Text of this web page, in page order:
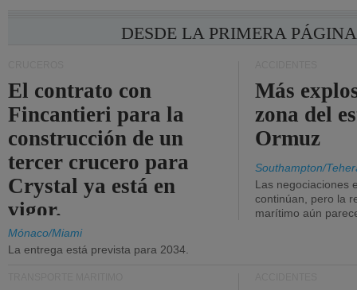
DESDE LA PRIMERA PÁGINA
El contrato con
Fincantieri para la
construcción de un
tercer crucero para
Crystal ya está en
vigor.
Mónaco/Miami
La entrega está prevista para 2034.
Más
zona del
Ormuz
Southampton/
Las negociaciones
continúan, pero la
marítimo aún